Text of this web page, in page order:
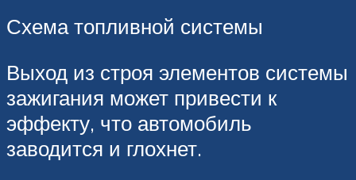
Схема топливной системы
Выход из строя элементов системы
зажигания может привести к
эффекту, что автомобиль
заводится и глохнет.